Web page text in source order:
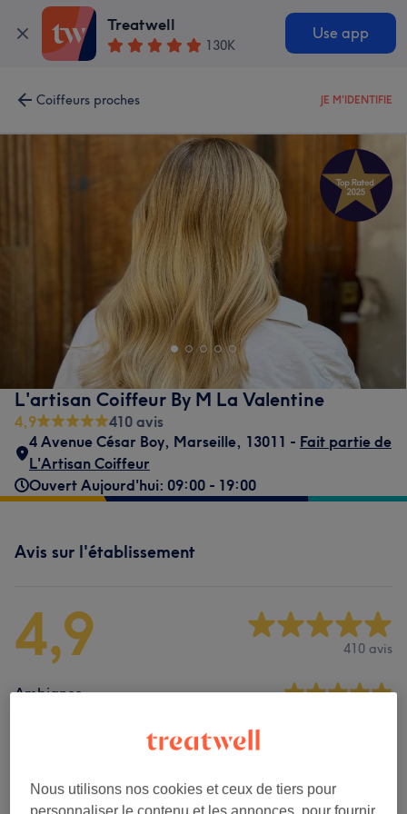
Treatwell
130K
Use app
Coiffeurs proches JE M'IDENTIFIE
L'artisan Coiffeur By M La Valentine
4,9
410 avis
4 Avenue César Boy, Marseille, 13011 - Fait partie de
L'Artisan Coiffeur
Ouvert Aujourd'hui: 09:00 - 19:00
Avis sur l'établissement
4,9 410 avis
Ambiance
Personnel
Nous utilisons nos cookies et ceux de tiers pour
personnaliser le contenu et les annonces, pour fournir